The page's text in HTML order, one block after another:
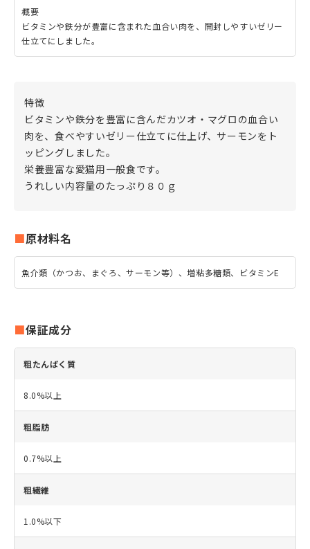
概要
ビタミンや鉄分が豊富に含まれた血合い肉を、開封しやすいゼリー
仕立てにしました。
特徴
ビタミンや鉄分を豊富に含んだカツオ・マグロの血合い
肉を、食べやすいゼリー仕立てに仕上げ、サーモンをト
ッピングしました。
栄養豊富な愛猫用一般食です。
うれしい内容量のたっぷり８０ｇ
原材料名
魚介類（かつお、まぐろ、サーモン等）、増粘多糖類、ビタミンE
保証成分
粗たんぱく質
8.0%以上
粗脂肪
0.7%以上
粗繊維
1.0%以下